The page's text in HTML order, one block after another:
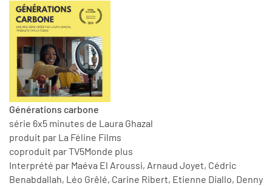
Générations carbone
série 6x5 minutes de Laura Ghazal
produit par La Féline Films
coproduit par TV5Monde plus
Interprété par Maéva El Aroussi, Arnaud Joyet, Cédric
Benabdallah, Léo Grêlé, Carine Ribert, Etienne Diallo, Denny